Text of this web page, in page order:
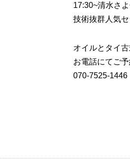
17:30~清水さ
技術抜群人気セ
オイルとタイ
お電話にてご
070-7525-1446